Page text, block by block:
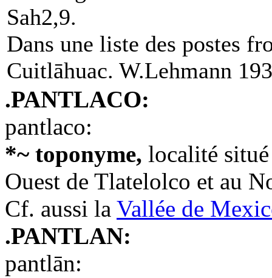
Sah2,9.
Dans une liste des postes
Cuitlāhuac. W.Lehmann
.PANTLACO:
pantlaco:
*~ toponyme, localité
Ouest de Tlatelolco et au
Cf. aussi la Vallée de
.PANTLAN:
pantlān: